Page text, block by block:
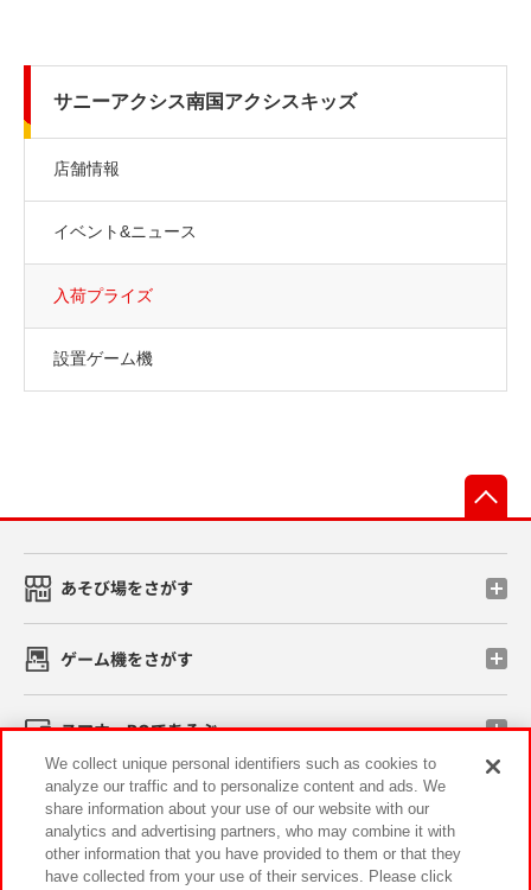
サニーアクシス南国アクシスキッズ
店舗情報
イベント&ニュース
入荷プライズ
設置ゲーム機
あそび場をさがす
ゲーム機をさがす
スマホ・PCであそぶ
イベント・キャンペーン
We collect unique personal identifiers such as cookies to
analyze our traffic and to personalize content and ads. We
share information about your use of our website with our
analytics and advertising partners, who may combine it with
other information that you have provided to them or that they
have collected from your use of their services. Please click